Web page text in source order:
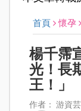
首頁 懷孕
楊千霈
光！長
王！」
作者： 游資